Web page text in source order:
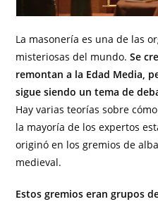
La masonería es una de las
misteriosas del mundo.Se
remontan a la Edad Media,
sigue siendo un tema de
Hay varias teorías sobre
la mayoría de los expertos
originó en los gremios de
medieval.
Estos gremios eran grupos